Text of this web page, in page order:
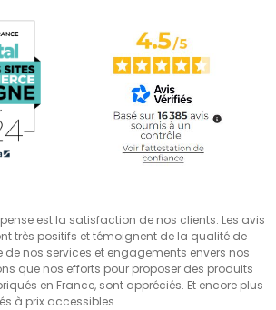
est la satisfaction de nos clients. Les avis
très positifs et témoignent de la qualité de
nos services et engagements envers nos
que nos efforts pour proposer des produits
en France, sont appréciés. Et encore plus
à prix accessibles.